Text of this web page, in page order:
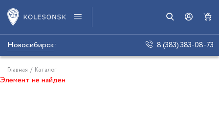
Новосибирск: 8 (383) 383-08-73
Главная / Каталог
Элемент не найден